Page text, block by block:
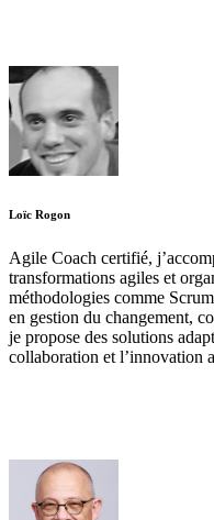
Loïc Rogon
Agile Coach certifié,
transformations agiles et
méthodologies comme
en gestion du changement,
je propose des solutions
collaboration et l’innovation